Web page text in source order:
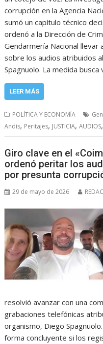
corrupción en la Agencia
sumó un capítulo técnico
ordenó a la Dirección de
Gendarmería Nacional
sobre los audios atribuidos
Spagnuolo. La medida
LEER MÁS
POLÍTICA Y ECONOMÍA
Andis, Peritajes, JUSTICIA,AUDIOS,
Giro clave en el
ordenó peritar los
por presunta
29 de mayo de 2026
resolvió avanzar con una
grabaciones telefónicas
organismo, Diego
forma concluyente si los